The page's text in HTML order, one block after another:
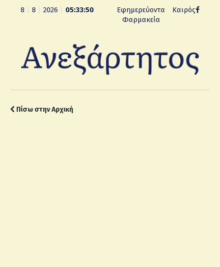
8 8 2026 05:33:52
Εφημερεύοντα
Φαρμακεία
Καιρός
Πίσω στην Αρχική